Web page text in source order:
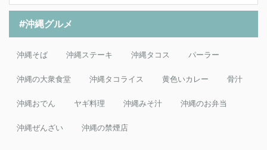
#沖縄グルメ
沖縄そば 沖縄ステーキ 沖縄タコス パーラー
沖縄の大衆食堂 沖縄タコライス 黄色いカレー 骨汁
沖縄おでん ヤギ料理 沖縄みそ汁 沖縄のお弁当
沖縄ぜんざい 沖縄の禁煙店